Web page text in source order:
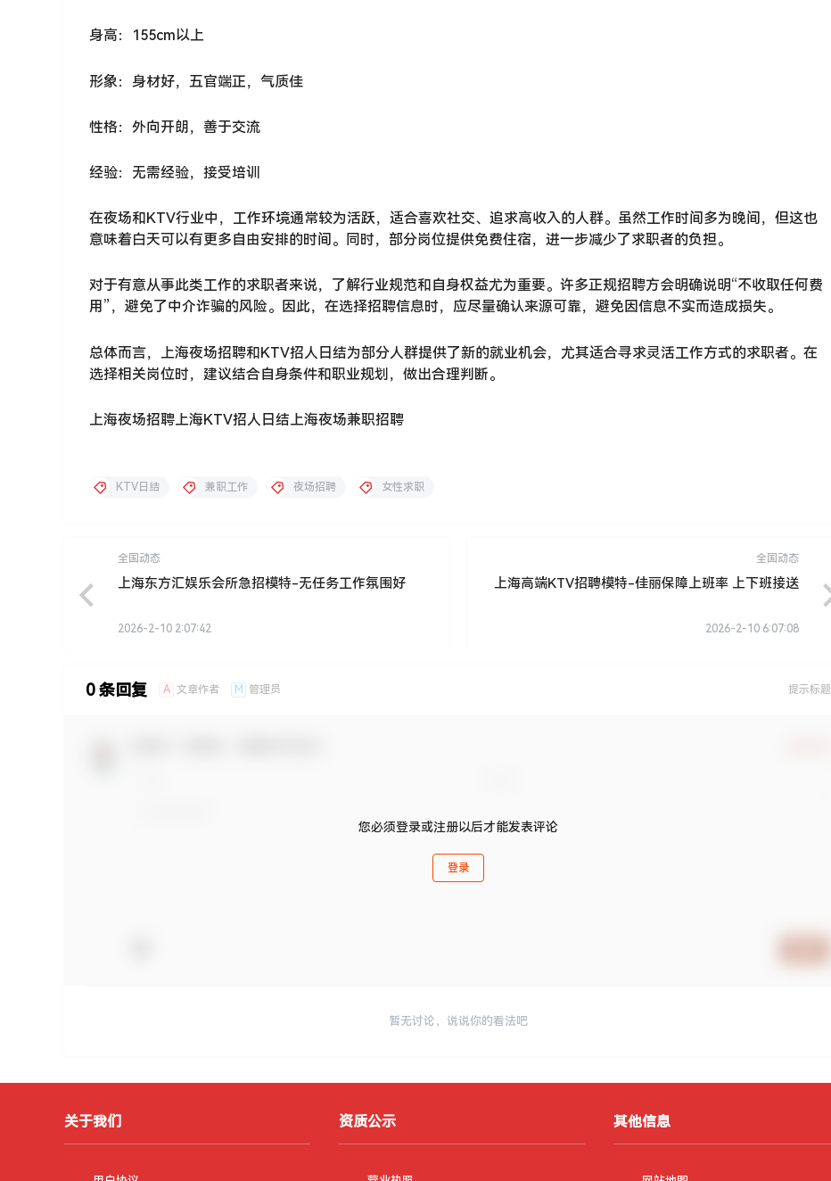
身高：155cm以上
形象：身材好，五官端正，气质佳
性格：外向开朗，善于交流
经验：无需经验，接受培训
在夜场和KTV行业中，工作环境通常较为活跃，适合喜欢社交、追求高收入的人群。虽然工作时间多为晚间，但这也
意味着白天可以有更多自由安排的时间。同时，部分岗位提供免费住宿，进一步减少了求职者的负担。
对于有意从事此类工作的求职者来说，了解行业规范和自身权益尤为重要。许多正规招聘方会明确说明“不收取任何费
用”，避免了中介诈骗的风险。因此，在选择招聘信息时，应尽量确认来源可靠，避免因信息不实而造成损失。
总体而言，上海夜场招聘和KTV招人日结为部分人群提供了新的就业机会，尤其适合寻求灵活工作方式的求职者。在
选择相关岗位时，建议结合自身条件和职业规划，做出合理判断。
上海夜场招聘上海KTV招人日结上海夜场兼职招聘
KTV日结 兼职工作 夜场招聘 女性求职
全国动态
上海东方汇娱乐会所急招模特-无任务工作氛围好
2026-2-10 2:07:42
全国动态
上海高端KTV招聘模特-佳丽保障上班率 上下班接送
2026-2-10 6:07:08
0 条回复 A 文章作者 M 管理员 提示标题
您必须登录或注册以后才能发表评论
登录
暂无讨论，说说你的看法吧
关于我们 资质公示 其他信息